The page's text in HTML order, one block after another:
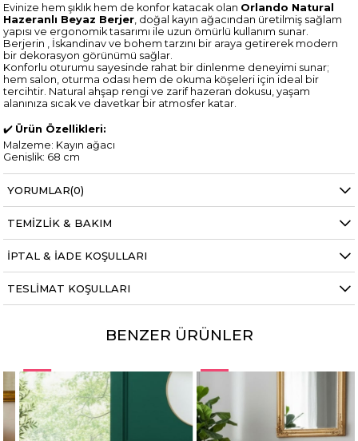
Evinize hem şıklık hem de konfor katacak olan Orlando Natural
Hazeranlı Beyaz Berjer , doğal kayın ağacından üretilmiş sağlam
yapısı ve ergonomik tasarımı ile uzun ömürlü kullanım sunar.
Berjerin , İskandinav ve bohem tarzını bir araya getirerek modern
bir dekorasyon görünümü sağlar.
Konforlu oturumu sayesinde rahat bir dinlenme deneyimi sunar;
hem salon, oturma odası hem de okuma köşeleri için ideal bir
tercihtir. Natural ahşap rengi ve zarif hazeran dokusu, yaşam
alanınıza sıcak ve davetkar bir atmosfer katar.
✔️ Ürün Özellikleri:
Malzeme: Kayın ağacı
Genişlik: 68 cm
İskandinav ve bohem tarzda modern görünüm
Ergonomik ve konforlu oturum
Dayanıklı ve uzun ömürlü yapı
YORUMLAR(0)
TEMIZLIK & BAKIM
İPTAL & İADE KOŞULLARI
TESLIMAT KOŞULLARI
BENZER ÜRÜNLER
%9
Fırsat
Ürünü
Fırsat
Ürünü